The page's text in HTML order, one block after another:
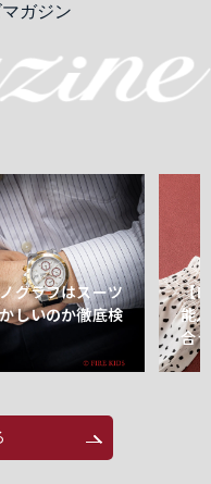
ガジン
グラフはスーツ
しいのか徹底検
【
能
合